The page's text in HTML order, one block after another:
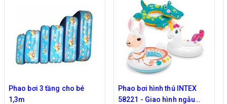
Phao bơi hình thú INTEX
58221 - Giao hình ngẫu
Phao bơi hình thú 3D nhiều
hình cho bé